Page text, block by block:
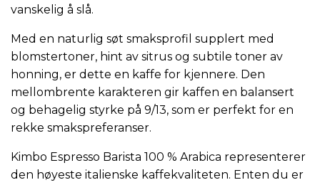
vanskelig å slå.
Med en naturlig søt smaksprofil supplert med
blomstertoner, hint av sitrus og subtile toner av
honning, er dette en kaffe for kjennere. Den
mellombrente karakteren gir kaffen en balansert
og behagelig styrke på 9/13, som er perfekt for en
rekke smakspreferanser.
Kimbo Espresso Barista 100 % Arabica representerer
den høyeste italienske kaffekvaliteten. Enten du er